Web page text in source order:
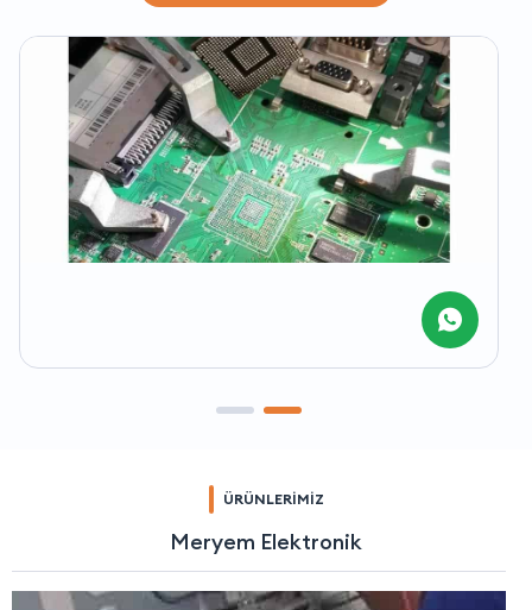
ÜRÜNLERİMİZ
Meryem Elektronik